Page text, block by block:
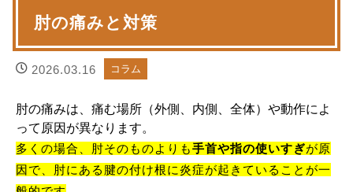
肘の痛みと対策
2026.03.16 コラム
肘の痛みは、痛む場所（外側、内側、全体）や動作によ
って原因が異なります。
多くの場合、肘そのものよりも手首や指の使いすぎが原
因で、肘にある腱の付け根に炎症が起きていることが一